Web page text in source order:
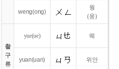
weng(ong)
웡
(웅)
촬
구
류
yue(ue) 웨
yuan(uan) 위안